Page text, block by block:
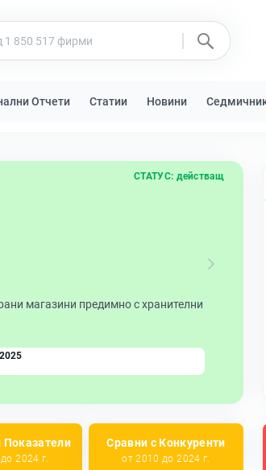
Отчети Статии Новини
СТАТУС: действащ
магазини предимно с хранителни
2024 г.
Сравни с Конкуренти
от 2010 до 2024 г.